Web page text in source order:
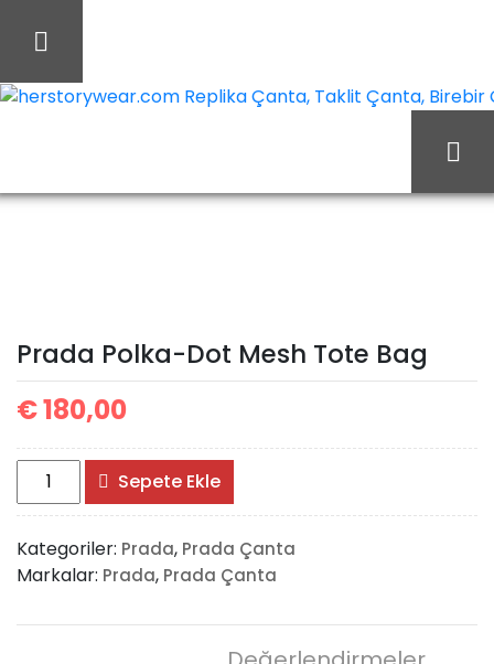
Prada
Prada Polka-Dot Mesh Tote Bag
€180,00
Prada
Polka-
Dot
Mesh
Tote
adet
Sepete Ekle
Kategoriler: Prada, Prada Çanta
Markalar: Prada, Prada Çanta